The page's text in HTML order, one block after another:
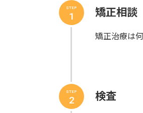
矯正相談
矯正治療は
STEP
1
検査
STEP
2